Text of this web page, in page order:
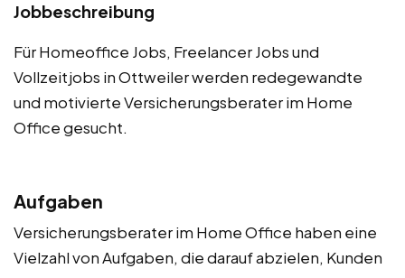
Jobbeschreibung
Für Homeoffice Jobs, Freelancer Jobs und
Vollzeitjobs in Ottweiler werden redegewandte
und motivierte Versicherungsberater im Home
Office gesucht.
Aufgaben
Versicherungsberater im Home Office haben eine
Vielzahl von Aufgaben, die darauf abzielen, Kunden